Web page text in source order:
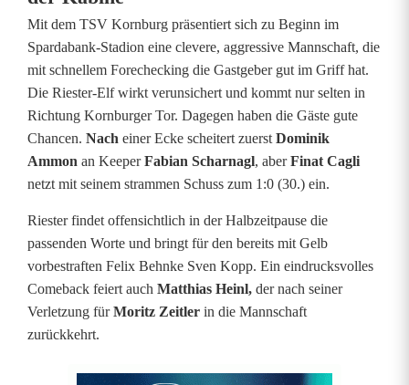
i
n
l
e
t
t
e
r
S
Mit dem TSV Kornburg präsentiert sich zu Beginn im
Spardabank-Stadion eine clevere, aggressive Mannschaft, die
mit schnellem Forechecking die Gastgeber gut im Griff hat.
Die Riester-Elf wirkt verunsichert und kommt nur selten in
Richtung Kornburger Tor. Dagegen haben die Gäste gute
Chancen. Nach einer Ecke scheitert zuerst Dominik
Ammon an KeeperFabian Scharnagl, aberFinat Cagli
netzt mit seinem strammen Schuss zum 1:0 (30.) ein.
Riester findet offensichtlich in der Halbzeitpause die
passenden Worte und bringt für den bereits mit Gelb
vorbestraften Felix Behnke Sven Kopp. Ein eindrucksvolles
Comeback feiert auch Matthias Heinl, der nach seiner
Verletzung fürMoritz Zeitler in die Mannschaft
zurückkehrt.